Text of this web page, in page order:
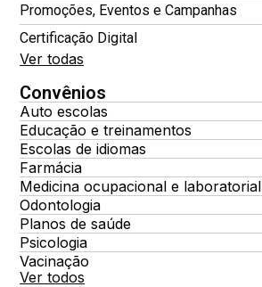
Promoções, Eventos e Campanhas
Certificação Digital
Ver todas
Convênios
Auto escolas
Educação e treinamentos
Escolas de idiomas
Farmácia
Medicina ocupacional e laboratorial
Odontologia
Planos de saúde
Psicologia
Vacinação
Ver todos